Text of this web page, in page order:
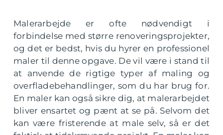
Malerarbejde er ofte nødvendigt i
forbindelse med større renoveringsprojekter,
og det er bedst, hvis du hyrer en professionel
maler til denne opgave. De vil være i stand til
at anvende de rigtige typer af maling og
overfladebehandlinger, som du har brug for.
En maler kan også sikre dig, at malerarbejdet
bliver ensartet og pænt at se på. Selvom det
kan være fristerende at male selv, så er det